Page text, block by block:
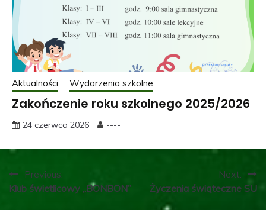
Aktualności Wydarzenia szkolne
Zakończenie roku szkolnego 2025/2026
24 czerwca 2026 ----
Nawigacja
wpisu
Previous:
Klub świetlicowy „BONBON”
Next:
Życzenia świąteczne SU